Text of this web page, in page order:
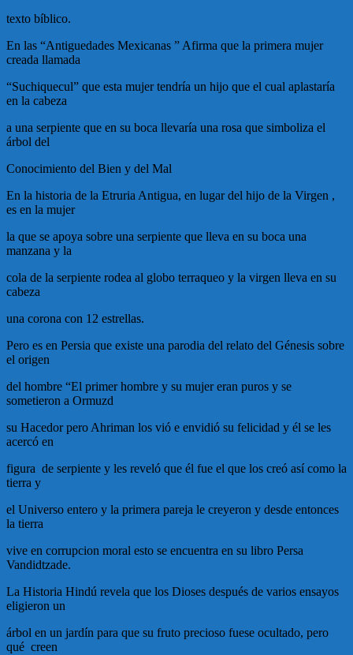
texto bíblico.
En las “Antiguedades Mexicanas ” Afirma que la primera mujer
creada llamada
“Suchiquecul” que esta mujer tendría un hijo que el cual aplastaría
en la cabeza
a una serpiente que en su boca llevaría una rosa que simboliza el
árbol del
Conocimiento del Bien y del Mal
En la historia de la Etruria Antigua, en lugar del hijo de la Virgen ,
es en la mujer
la que se apoya sobre una serpiente que lleva en su boca una
manzana y la
cola de la serpiente rodea al globo terraqueo y la virgen lleva en su
cabeza
una corona con 12 estrellas.
Pero es en Persia que existe una parodia del relato del Génesis sobre
el origen
del hombre “El primer hombre y su mujer eran puros y se
sometieron a Ormuzd
su Hacedor pero Ahriman los vió e envidió su felicidad y él se les
acercó en
figura de serpiente y les reveló que él fue el que los creó así como la
tierra y
el Universo entero y la primera pareja le creyeron y desde entonces
la tierra
vive en corrupcion moral esto se encuentra en su libro Persa
Vandidtzade.
La Historia Hindú revela que los Dioses después de varios ensayos
eligieron un
árbol en un jardín para que su fruto precioso fuese ocultado, pero
qué creen